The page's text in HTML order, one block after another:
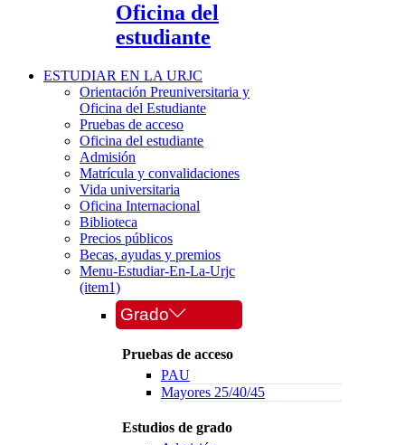
Oficina del
estudiante
ESTUDIAR EN LA URJC
Orientación Preuniversitaria y
Oficina del Estudiante
Pruebas de acceso
Oficina del estudiante
Admisión
Matrícula y convalidaciones
Vida universitaria
Oficina Internacional
Biblioteca
Precios públicos
Becas, ayudas y premios
Menu-Estudiar-En-La-Urjc
(item1)
Grado
Pruebas de acceso
PAU
Mayores 25/40/45
Estudios de grado